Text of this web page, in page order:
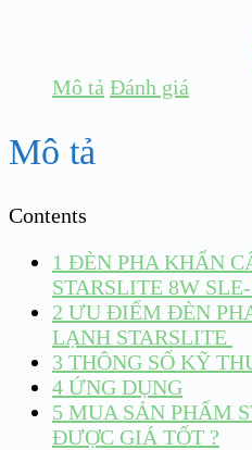
Mô tả Đánh giá
Mô tả
Contents
1 ĐÈN PHA KHẨN
STARSLITE 8W
2 ƯU ĐIỂM ĐÈN
LẠNH STARSLITE
3 THÔNG SỐ KỸ
4 ỨNG DỤNG
5 MUA SẢN PHẨM
ĐƯỢC GIÁ TỐT ?